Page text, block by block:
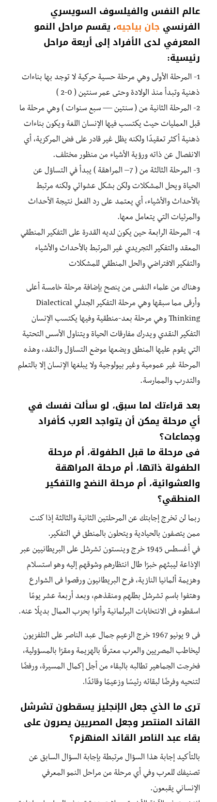
عالم النفس والفيلسوف السويسري
الفرنسي جان بياجيه، يقسم مراحل النمو
المعرفي لدى الأفراد إلى أربعة مراحل
رئيسية:
1- المرحلة الأولى وهي مرحلة حسية حركية لا توجد بها بناءات
ذهنية وتبدأ منذ الولادة وحتى عمر سنتين ( 0-2 )
2- المرحلة الثانية من ( سنتين — سبع سنوات ) وهي مرحلة ما
قبل العمليات حيث يكتسب فيها الإنسان اللغة ويكون بناءات
ذهنية أكثر تعقيدًا ولكنه يظل غير قادر على فض المركزية، أي
الانفصال عن ذاته ورؤية الأشياء من منظور مختلف.
3- المرحلة الثالثة من ( 7– المراهقة ) يبدأ في التساؤل عن
الحياة ويحل المشكلات ولكن بشكل عشوائي ولكنه مرتبط
بالأحداث والأشياء، أي يعتمد على رد الفعل نتيجة الأحداث
والمرئيات التي يتعامل معها.
4- المرحلة الرابعة حين يكون لديه القدرة على التفكير المنطقي
المعقد والتفكير التجريدي غير المرتبط بالأحداث والأشياء
والتفكير الافتراضي والحل المنطقي للمشكلات
وهناك من علماء النفس من ينصح بإضافة مرحلة خامسة أعلى
وأرقى مما سبقها وهي مرحلة التفكير الجدلي Dialectical
Thinking وهي مرحلة بعد-منطقية وفيها يكتسب الإنسان
التفكير النقدي ويدرك مفارقات الحياة ويتناول الأسس التحتية
التي يقوم عليها المنطق ويضعها موضع التساؤل والنقد، وهذه
المرحلة غير عمومية وغير بيولوجية ولا يبلغها الإنسان إلا بالتعلم
والتدرب والممارسة.
بعد قراءتك لما سبق، لو سألت نفسك في
أي مرحلة يمكن أن يتواجد العرب كأفراد
وجماعات؟
فى مرحلة ما قبل الطفولة، أم مرحلة
الطفولة ذاتها، أم مرحلة المراهقة
والعشوائية، أم مرحلة النضج والتفكير
المنطقي؟
ربما لن تخرج إجابتك عن المرحلتين الثانية والثالثة إذا كنت
ممن يتصفون بالحيادية ويتحلون بالمنطق في التفكير.
في أغسطس 1945 خرج وينستون تشرشل على البريطانيين عبر
الإذاعة ليبثهم خبرًا طال انتظارهم وشوقهم إليه وهو استسلام
وهزيمة ألمانيا النازية، فرح البريطانيون ورقصوا فى الشوارع
وهتفوا باسم تشرشل بطلهم ومنقذهم، وبعد أربعة عشر يومًا
اسقطوه فى الانتخابات البرلمانية وأتوا بحزب العمال بديلًا عنه.
فى 9 يونيو 1967 خرج الزعيم جمال عبد الناصر على التلفزيون
ليخاطب المصريين والعرب معترفًا بالهزيمة ومقرًا بالمسؤولية،
فخرجت الجماهير تطالبه بالبقاء من أجل إكمال المسيرة، ورفضًا
لتنحيه وفرضًا لبقائه رئيسًا وزعيمًا وقائدًا.
ترى ما الذي جعل الإنجليز يسقطون تشرشل
القائد المنتصر وجعل المصريين يصرون على
بقاء عبد الناصر القائد المنهزم؟
بالتأكيد إجابة هذا السؤال مرتبطة بإجابة السؤال السابق عن
تصنيفك للعرب وفي أي مرحلة من مراحل النمو المعرفي
الإنساني يقبعون.